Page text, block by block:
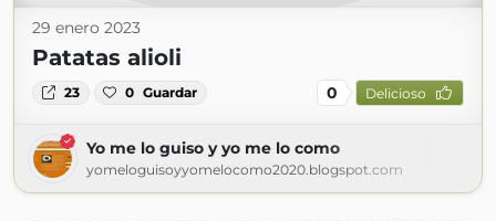
29 enero 2023
Patatas alioli
23 0 Guardar 0 Delicioso
Yo me lo guiso y yo me lo como
yomeloguisoyyomelocomo2020.blogspot.com